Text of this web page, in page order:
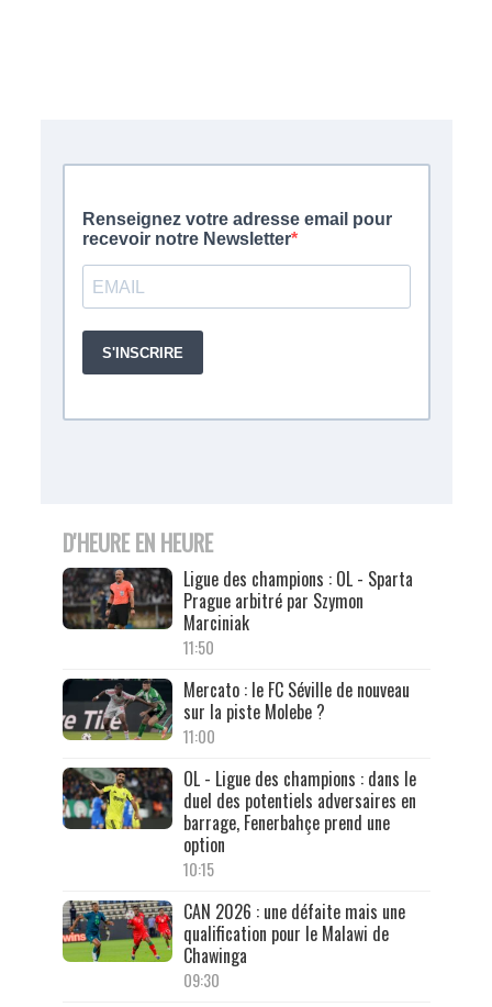
D'HEURE EN HEURE
Ligue des champions : OL - Sparta
Prague arbitré par Szymon
Marciniak
11:50
Mercato : le FC Séville de nouveau
sur la piste Molebe ?
11:00
OL - Ligue des champions : dans le
duel des potentiels adversaires en
barrage, Fenerbahçe prend une
option
10:15
CAN 2026 : une défaite mais une
qualification pour le Malawi de
Chawinga
09:30